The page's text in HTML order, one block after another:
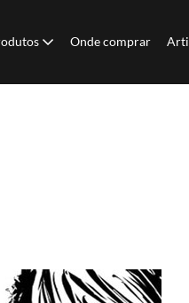
Onde comprar